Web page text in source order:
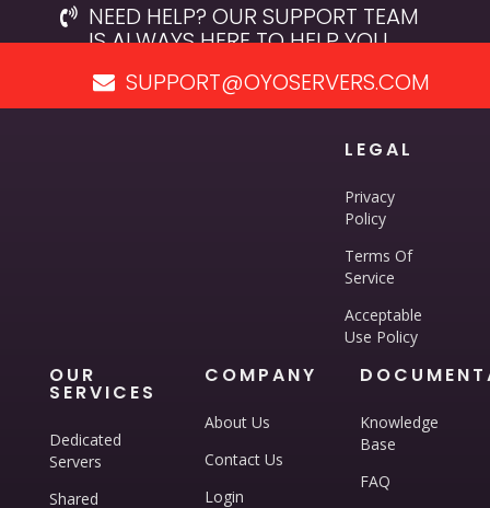
NEED HELP? OUR SUPPORT TEAM
IS ALWAYS HERE TO HELP YOU.
SUPPORT@OYOSERVERS.COM
LEGAL
Privacy
Policy
Terms Of
Service
Acceptable
Use Policy
OUR
SERVICES
Dedicated
Servers
Shared
COMPANY
About Us
Contact Us
Login
Knowledge
Base
FAQ